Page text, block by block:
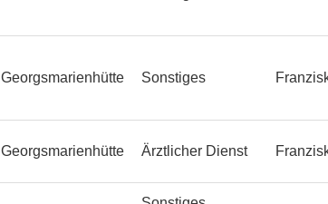
Georgsmarienhütte Sonstiges
Georgsmarienhütte Ärztlicher Dienst